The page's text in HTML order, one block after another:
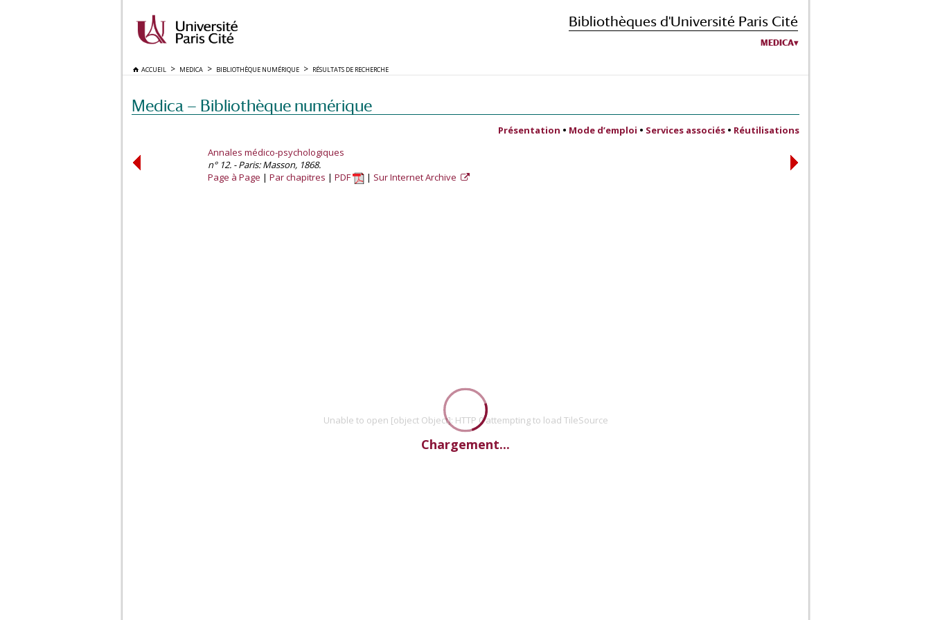
Bibliothèques d'Université Paris Cité
MEDICA
ACCUEIL MEDICA BIBLIOTHÈQUE NUMÉRIQUE RÉSULTATS DE RECHERCHE
Medica — Bibliothèque numérique
Présentation • Mode d’emploi • Services associés • Réutilisations
Annales médico-psychologiques
n° 12. - Paris: Masson, 1868.
Page à Page
Par chapitres PDF Sur Internet Archive
Unable to open [object Object]: HTTP 0 attempting to load TileSource
Chargement...